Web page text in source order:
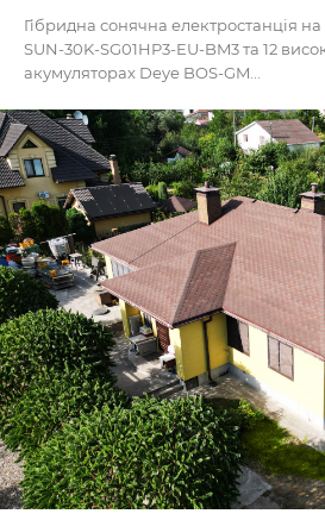
Гібридна сонячна електростанція
SUN-30K-SG01HP3-EU-BM3 та 12
акумуляторах Deye BOS-GM...